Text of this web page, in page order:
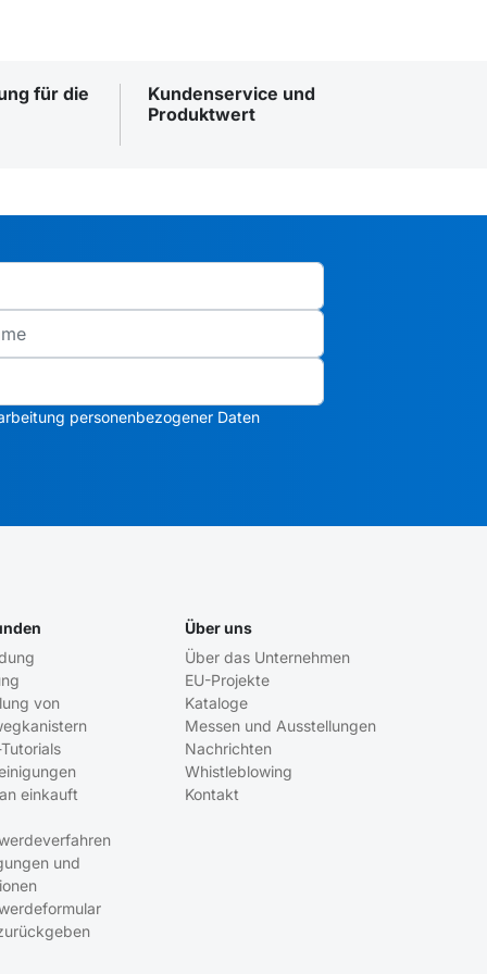
für die
Kundenservice und
Produktwert
personenbezogener Daten
von
einkauft
und
Über uns
Über das Unternehmen
EU-Projekte
Kataloge
Messen und Ausstellungen
Nachrichten
Whistleblowing
Kontakt